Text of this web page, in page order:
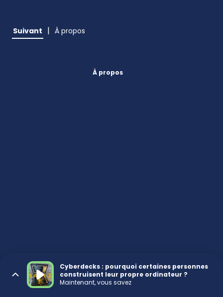
Suivant | À propos
À propos
Cyberdecks : pourquoi certaines personnes
construisent leur propre ordinateur ?
Maintenant, vous savez